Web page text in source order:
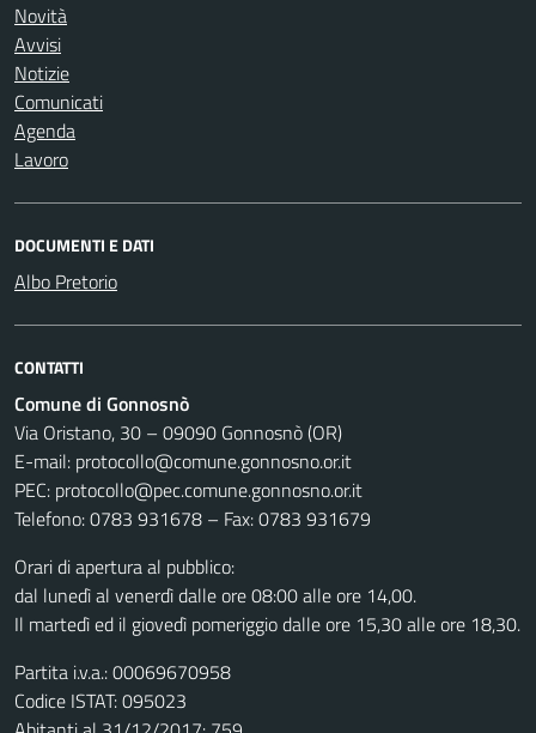
Novità
Avvisi
Notizie
Comunicati
Agenda
Lavoro
DOCUMENTI E DATI
Albo Pretorio
CONTATTI
Comune di Gonnosnò
Via Oristano, 30 – 09090 Gonnosnò (OR)
E-mail: protocollo@comune.gonnosno.or.it
PEC: protocollo@pec.comune.gonnosno.or.it
Telefono: 0783 931678 – Fax: 0783 931679
Orari di apertura al pubblico:
dal lunedì al venerdì dalle ore 08:00 alle ore 14,00.
Il martedì ed il giovedì pomeriggio dalle ore 15,30 alle ore 18,30.
Partita i.v.a.: 00069670958
Codice ISTAT: 095023